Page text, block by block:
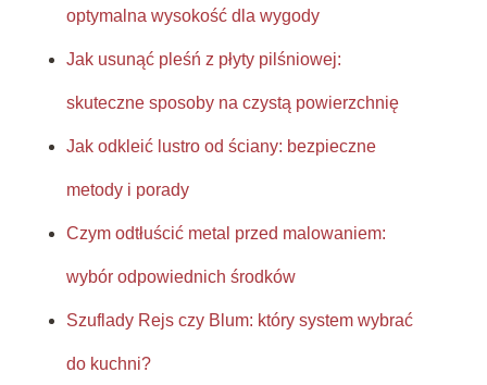
optymalna wysokość dla wygody
Jak usunąć pleśń z płyty pilśniowej:
skuteczne sposoby na czystą powierzchnię
Jak odkleić lustro od ściany: bezpieczne
metody i porady
Czym odtłuścić metal przed malowaniem:
wybór odpowiednich środków
Szuflady Rejs czy Blum: który system wybrać
do kuchni?